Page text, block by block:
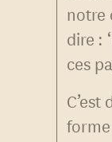
notre
dire :
ces